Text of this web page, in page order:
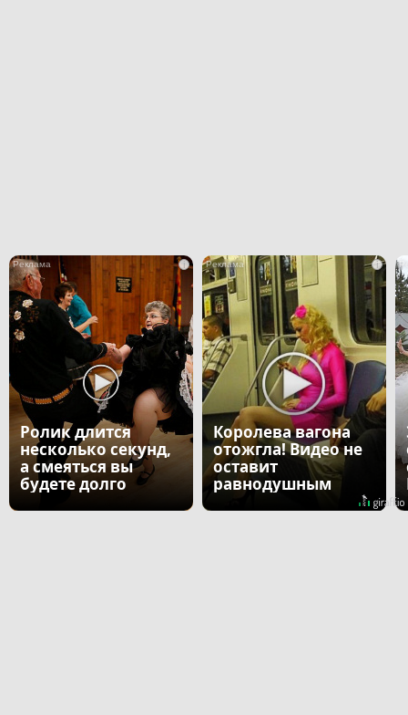
i
Ролик длится
несколько секунд,
а смеяться вы
будете долго
i
Королева вагона
отожгла! Видео не
оставит
равнодушным